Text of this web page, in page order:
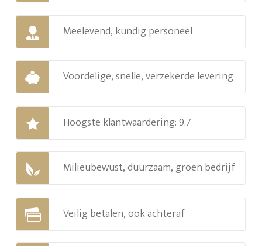
Meelevend, kundig personeel
Voordelige, snelle, verzekerde levering
Hoogste klantwaardering: 9.7
Milieubewust, duurzaam, groen bedrijf
Veilig betalen, ook achteraf